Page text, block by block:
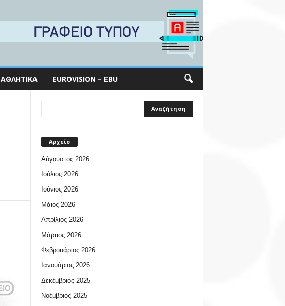
ΑΘΛΗΤΙΚΆ EUROVISION – EBU
Αρχείο
Αύγουστος 2026
Ιούλιος 2026
Ιούνιος 2026
Μάιος 2026
Απρίλιος 2026
Μάρτιος 2026
Φεβρουάριος 2026
Ιανουάριος 2026
Δεκέμβριος 2025
Νοέμβριος 2025